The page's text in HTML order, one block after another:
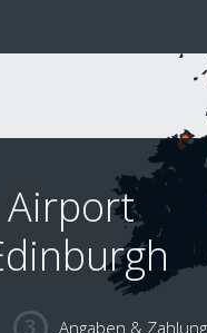
Airport
Angaben & Zahlung